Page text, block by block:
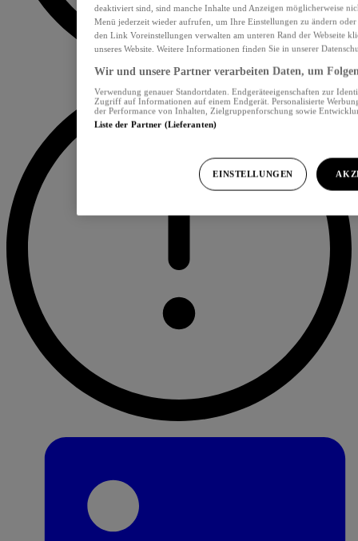
deaktiviert sind, sind manche Inhalte und Anzeigen möglicherweise
Menü jederzeit wieder aufrufen, um Ihre Einstellungen zu ändern
den Link Voreinstellungen verwalten am unteren Rand der Webseite
unseres Website. Weitere Informationen finden Sie in unserer
Wir und unsere Partner verarbeiten Daten, um
Verwendung genauer Standortdaten. Endgeräteeigenschaften zur
Zugriff auf Informationen auf einem Endgerät. Personalisierte
der Performance von Inhalten, Zielgruppenforschung sowie
Liste der Partner (Lieferanten)
EINSTELLUNGEN